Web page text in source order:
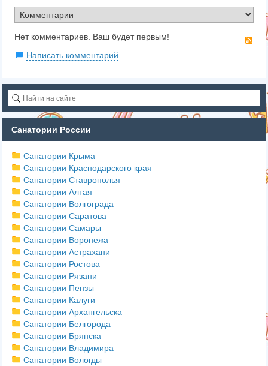
Нет комментариев. Ваш будет первым!
Написать комментарий
Санатории России
Санатории Крыма
Санатории Краснодарского края
Санатории Ставрополья
Санатории Алтая
Санатории Волгограда
Санатории Саратова
Санатории Самары
Санатории Воронежа
Санатории Астрахани
Санатории Ростова
Санатории Рязани
Санатории Пензы
Санатории Калуги
Санатории Архангельска
Санатории Белгорода
Санатории Брянска
Санатории Владимира
Санатории Вологды